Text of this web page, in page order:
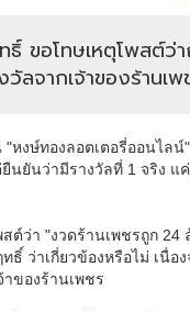
ขอโทษเหตุโพสต์ว่
ลจากเจ้าของร้านเ
หงษ์ทองลอตเตอรี่ออนไลน์
นยันว่ามีรางวัลที่ 1 จริง
ว่า "งวดร้านเพชรถูก 24
ธิ์ ว่าเกี่ยวข้องหรือไม่ เนื่อ
าของร้านเพชร